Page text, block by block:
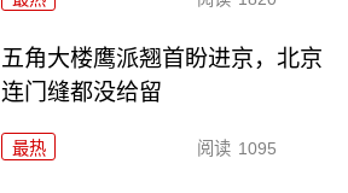
五角大楼鹰派翘首盼进京，北京
连门缝都没给留
最热 阅读 1095